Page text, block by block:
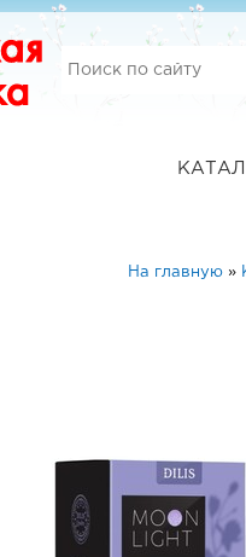
На главную»